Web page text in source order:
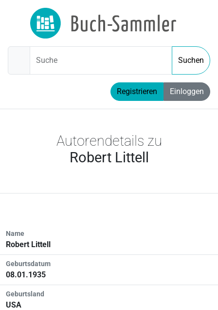
Suche Suchen
Registrieren Einloggen
Autorendetails zu
Robert Littell
Name
Robert Littell
Geburtsdatum
08.01.1935
Geburtsland
USA